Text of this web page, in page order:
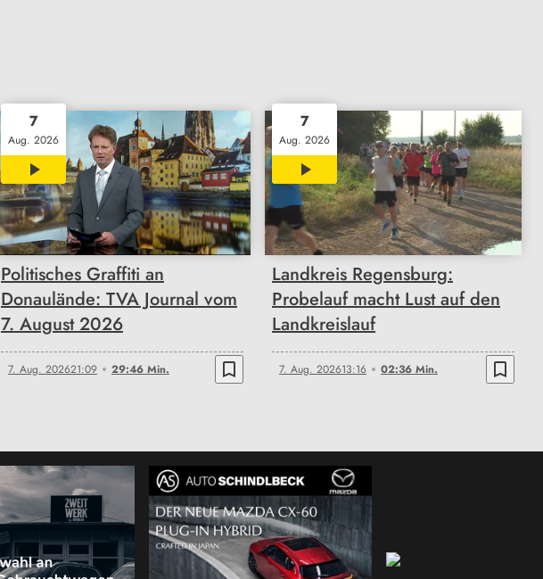
7
Aug. 2026
29:46
Politisches Graffiti an
Donaulände: TVA Journal vom
7. August 2026
7. Aug. 202621:09 29:46 Min. bookmark_border
7
Aug. 2026
02:36
Landkreis Regensburg:
Probelauf macht Lust auf den
Landkreislauf
7. Aug. 202613:16 02:36 Min. bookmark_border